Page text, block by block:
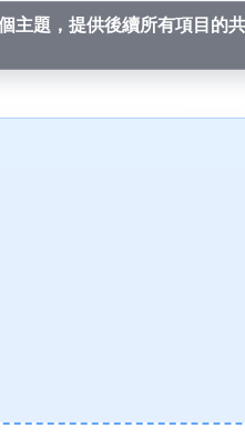
主題，提供後續所有項目的